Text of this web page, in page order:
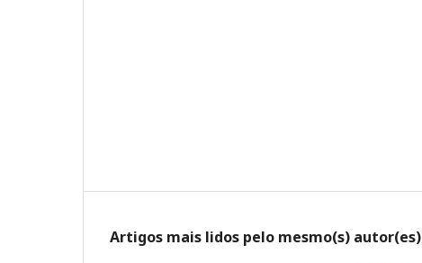
Artigos mais lidos pelo mesmo(s) autor(es)